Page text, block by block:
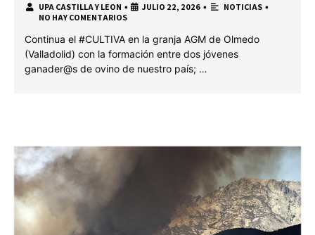
UPA CASTILLA Y LEON • JULIO 22, 2026 • NOTICIAS •
NO HAY COMENTARIOS
Continua el #CULTIVA en la granja AGM de Olmedo
(Valladolid) con la formación entre dos jóvenes
ganader@s de ovino de nuestro país; …